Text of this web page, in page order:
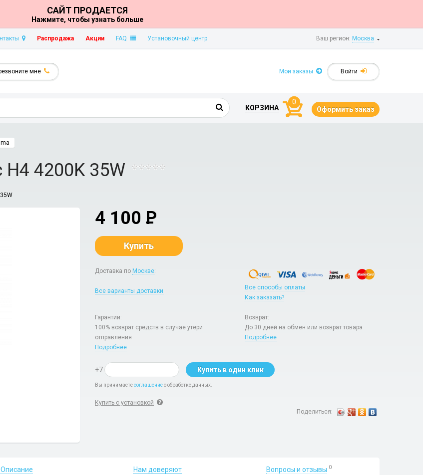
САЙТ ПРОДАЕТСЯ
Нажмите, чтобы узнать больше
Ваш регион: Москва
Распродажа Акции FAQ Установочный центр
мне Войти
Мои заказы
КОРЗИНА
0
Оформить заказ
4200K 35W
4 100 P
Купить
Доставка по Москве:
Все варианты доставки
Все способы оплаты
Как заказать?
Гарантии:
100% возврат средств в случае утери
отправления
Подробнее
Возврат:
До 30 дней на обмен или возврат товара
Подробнее
+7 Купить в один клик
Вы принимаетесоглашениео обработке данных.
Купить с установкой
Поделиться:
Описание Нам доверяют Вопросы и отзывы 0